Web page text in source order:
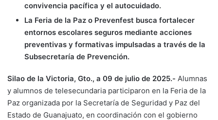
convivencia pacífica y el autocuidado.
La Feria de la Paz o Prevenfest busca fortalecer
entornos escolares seguros mediante acciones
preventivas y formativas impulsadas a través de la
Subsecretaría de Prevención.
Silao de la Victoria, Gto., a 09 de julio de 2025.- Alumnas
y alumnos de telesecundaria participaron en la Feria de la
Paz organizada por la Secretaría de Seguridad y Paz del
Estado de Guanajuato, en coordinación con el gobierno